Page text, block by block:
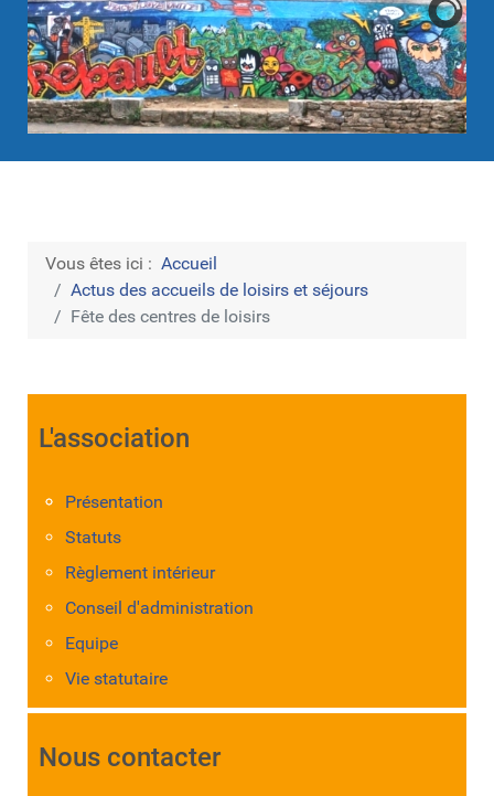
Vous êtes ici : Accueil
Actus des accueils de loisirs et séjours
Fête des centres de loisirs
L'association
Présentation
Statuts
Règlement intérieur
Conseil d'administration
Equipe
Vie statutaire
Nous contacter